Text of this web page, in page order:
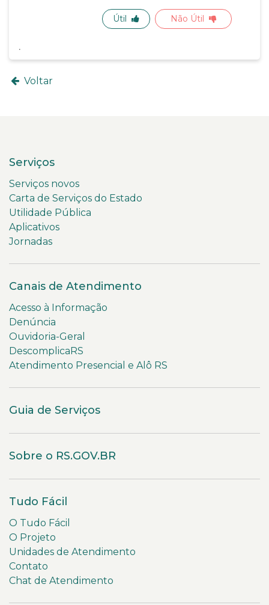
Útil Não Útil
Voltar
Serviços
Serviços novos
Carta de Serviços do Estado
Utilidade Pública
Aplicativos
Jornadas
Canais de Atendimento
Acesso à Informação
Denúncia
Ouvidoria-Geral
DescomplicaRS
Atendimento Presencial e Alô RS
Guia de Serviços
Sobre o RS.GOV.BR
Tudo Fácil
O Tudo Fácil
O Projeto
Unidades de Atendimento
Contato
Chat de Atendimento